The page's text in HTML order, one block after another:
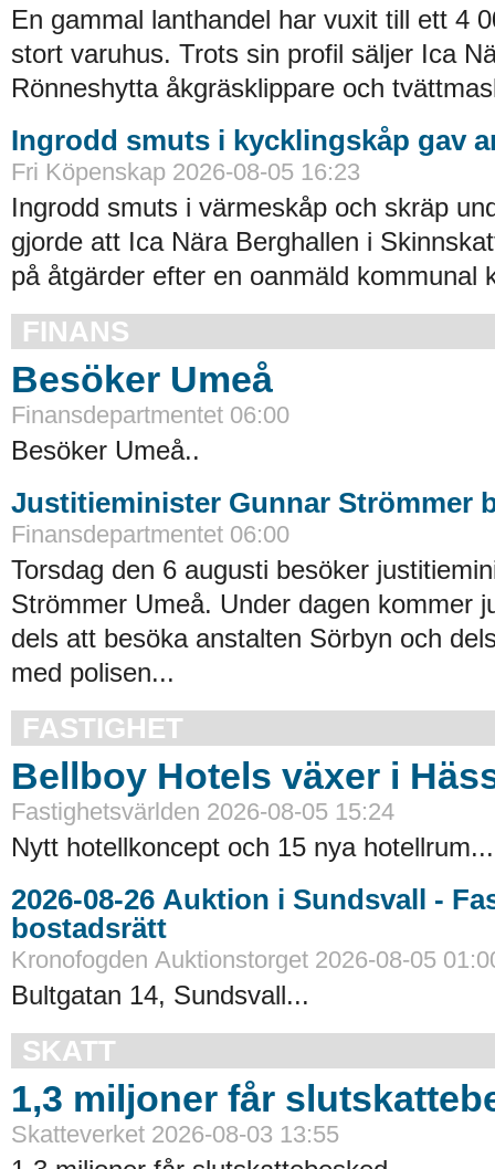
En gammal lanthandel har vuxit till ett 4
stort varuhus. Trots sin profil säljer Ica
Rönneshytta åkgräsklippare och
Ingrodd smuts i kycklingskåp gav
Fri Köpenskap 2026-08-05 16:23
Ingrodd smuts i värmeskåp och skräp
gjorde att Ica Nära Berghallen i
på åtgärder efter en oanmäld kommunal
FINANS
Besöker Umeå
Finansdepartmentet 06:00
Besöker Umeå..
Justitieminister Gunnar Strömmer
Finansdepartmentet 06:00
Torsdag den 6 augusti besöker
Strömmer Umeå. Under dagen kommer
dels att besöka anstalten Sörbyn och
med polisen...
FASTIGHET
Bellboy Hotels växer i
Fastighetsvärlden 2026-08-05 15:24
Nytt hotellkoncept och 15 nya hotellrum...
2026-08-26 Auktion i Sundsvall - Fastigheter och
bostadsrätt
Kronofogden Auktionstorget 2026-08-05
Bultgatan 14, Sundsvall...
SKATT
1,3 miljoner får
Skatteverket 2026-08-03 13:55